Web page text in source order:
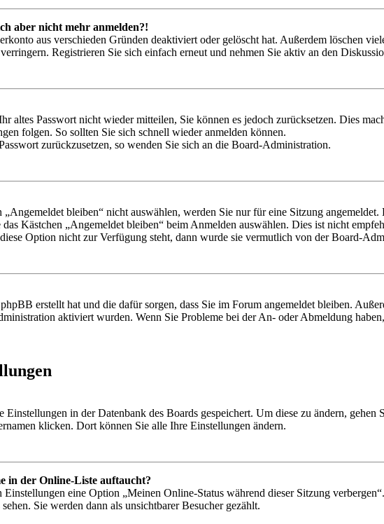
aber nicht mehr anmelden?!
aus verschieden Gründen deaktiviert oder gelöscht hat. Außerdem löschen
Registrieren Sie sich einfach erneut und nehmen Sie aktiv an den
altes Passwort nicht wieder mitteilen, Sie können es jedoch zurücksetzen. Dies
folgen. So sollten Sie sich schnell wieder anmelden können.
zurückzusetzen, so wenden Sie sich an die Board-Administration.
bleiben“ nicht auswählen, werden Sie nur für eine Sitzung
Kästchen „Angemeldet bleiben“ beim Anmelden auswählen. Dies ist nicht
Option nicht zur Verfügung steht, dann wurde sie vermutlich von der Board-
erstellt hat und die dafür sorgen, dass Sie im Forum angemeldet bleiben.
aktiviert wurden. Wenn Sie Probleme bei der An- oder Abmeldung
Einstellungen in der Datenbank des Boards gespeichert. Um diese zu ändern,
klicken. Dort können Sie alle Ihre Einstellungen ändern.
in der Online-Liste auftaucht?
eine Option „Meinen Online-Status während dieser Sitzung
Sie werden dann als unsichtbarer Besucher gezählt.